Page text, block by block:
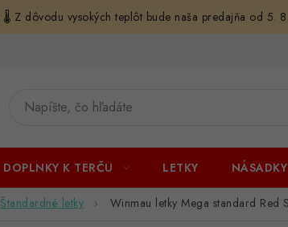
🌡️ Z dôvodu vysokých teplôt bude naša predajňa od 5.
DOPLNKY K TERČU LETKY NÁSADKY
Štandardné letky Winmau letky Mega standard Red